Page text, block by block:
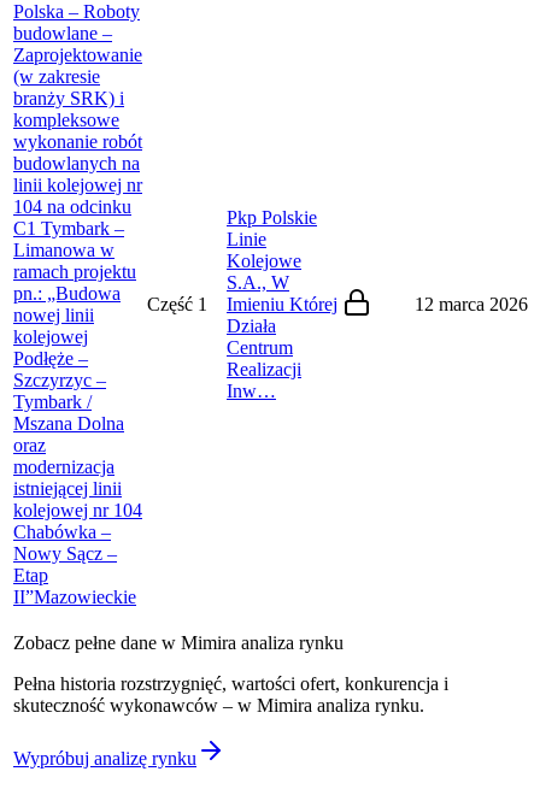
Polska – Roboty
budowlane –
Zaprojektowanie
(w zakresie
branży SRK) i
kompleksowe
wykonanie robót
budowlanych na
linii kolejowej nr
104 na odcinku
C1 Tymbark –
Limanowa w
ramach projektu
pn.: „Budowa
nowej linii
kolejowej
Podłęże –
Szczyrzyc –
Tymbark /
Mszana Dolna
oraz
modernizacja
istniejącej linii
kolejowej nr 104
Chabówka –
Nowy Sącz –
Etap
II”Mazowieckie
Część 1
Pkp Polskie
Linie
Kolejowe
S.A., W
Imieniu Której
Działa
Centrum
Realizacji
Inw…
12 marca 2026
Zobacz pełne dane w Mimira analiza rynku
Pełna historia rozstrzygnięć, wartości ofert, konkurencja i
skuteczność wykonawców – w Mimira analiza rynku.
Wypróbuj analizę rynku